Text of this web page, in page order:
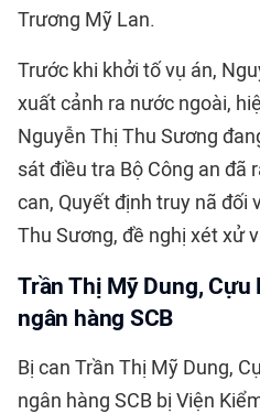
Trương Mỹ Lan.
Trước khi khởi tố vụ án,
xuất cảnh ra nước ngoài,
Nguyễn Thị Thu Sương
sát điều tra Bộ Công an đã
can, Quyết định truy nã đối
Thu Sương, đề nghị xét xử
Trần Thị Mỹ Dung, Cựu
ngân hàng SCB
Bị can Trần Thị Mỹ Dung,
ngân hàng SCB bị Viện